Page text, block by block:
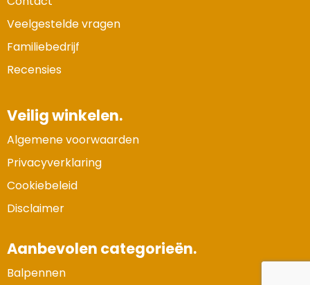
Veelgestelde vragen
Familiebedrijf
Recensies
Veilig winkelen.
Algemene voorwaarden
Privacyverklaring
Cookiebeleid
Disclaimer
Aanbevolen categorieën.
Balpennen